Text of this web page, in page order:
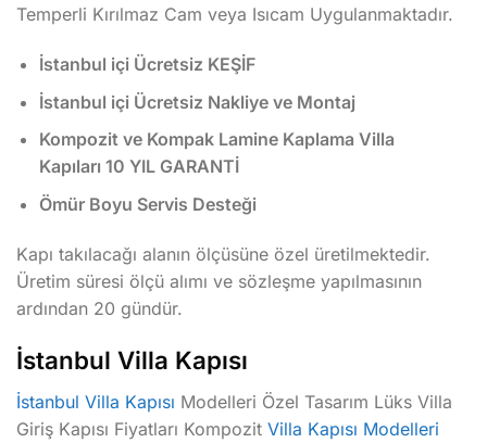
Temperli Kırılmaz Cam veya Isıcam Uygulanmaktadır.
İstanbul içi Ücretsiz KEŞİF
İstanbul içi Ücretsiz Nakliye ve Montaj
Kompozit ve Kompak Lamine Kaplama Villa
Kapıları 10 YIL GARANTİ
Ömür Boyu Servis Desteği
Kapı takılacağı alanın ölçüsüne özel üretilmektedir.
Üretim süresi ölçü alımı ve sözleşme yapılmasının
ardından 20 gündür.
İstanbul Villa Kapısı
İstanbul Villa Kapısı Modelleri Özel Tasarım Lüks Villa
Giriş Kapısı Fiyatları Kompozit Villa Kapısı Modelleri